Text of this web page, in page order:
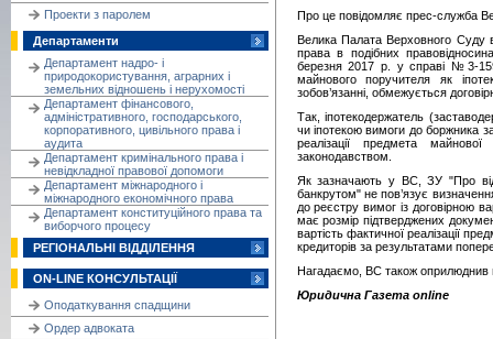
Проекти з паролем
Департаменти
Департамент надро- і
природокористування, аграрних і
земельних відношень і нерухомості
Департамент фінансового,
адміністративного, господарського,
корпоративного, цивільного права і
аудита
Департамент кримінального права і
невідкладної правової допомоги
Департамент міжнародного і
міжнародного економічного права
Департамент конституційного права та
виборчого процесу
РЕГІОНАЛЬНІ ВІДДІЛЕННЯ
ON-LINE КОНСУЛЬТАЦІЇ
Оподаткування спадщини
Ордер адвоката
Про це повідомляє прес-служба
Велика Палата Верховного Суду
права в подібних
березня 2017 р. у справі №3-
майнового поручителя як
зобов’язанні, обмежується
Так, іпотекодержатель
чи іпотекою вимоги до боржника
реалізації предмета
законодавством.
Як зазначають у ВС, ЗУ "Про
банкрутом" не пов’язує
до реєстру вимог із договірною
має розмір підтверджених
вартість фактичної реалізації
кредиторів за результатами
Нагадаємо, ВС також оприлюднив
Юридична Газета online